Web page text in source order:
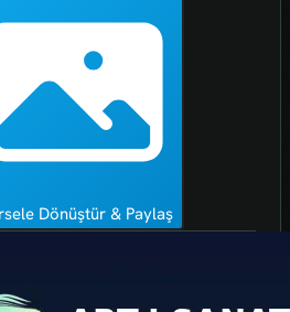
Dönüştür & Paylaş